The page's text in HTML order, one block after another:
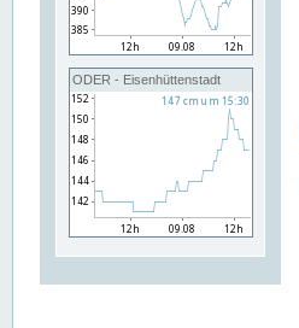
ODER - Eisenhüttenstadt